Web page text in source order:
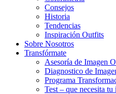
Consejos
Historia
Tendencias
Inspiración Outfits
Sobre Nosotros
Transfórmate
Asesoría de Imagen
Diagnostico de
Programa
Test – que necesita tu